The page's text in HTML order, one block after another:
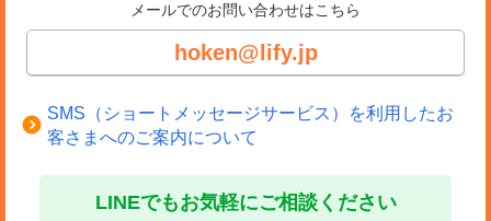
メールでのお問い合わせはこちら
hoken@lify.jp
SMS（ショートメッセージサービス）を利用したお
客さまへのご案内について
LINEでもお気軽にご相談ください